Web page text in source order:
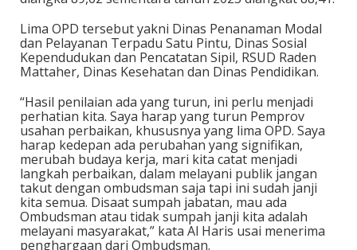
Lima OPD tersebut yakni Dinas Penanaman Modal
dan Pelayanan Terpadu Satu Pintu, Dinas Sosial
Kependudukan dan Pencatatan Sipil, RSUD Raden
Mattaher, Dinas Kesehatan dan Dinas Pendidikan.
“Hasil penilaian ada yang turun, ini perlu menjadi
perhatian kita. Saya harap yang turun Pemprov
usahan perbaikan, khususnya yang lima OPD. Saya
harap kedepan ada perubahan yang signifikan,
merubah budaya kerja, mari kita catat menjadi
langkah perbaikan, dalam melayani publik jangan
takut dengan ombudsman saja tapi ini sudah janji
kita semua. Disaat sumpah jabatan, mau ada
Ombudsman atau tidak sumpah janji kita adalah
melayani masyarakat,” kata Al Haris usai menerima
penghargaan dari Ombudsman.